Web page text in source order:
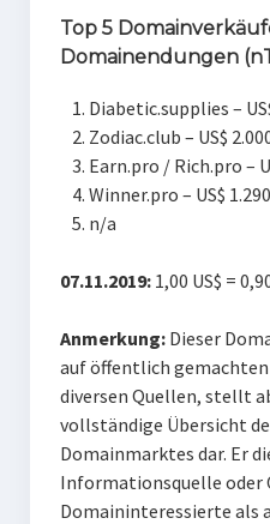
Top 5
Domainendungen
Diabetic.supplies –
Zodiac.club – US$
Earn.pro / Rich.pro –
Winner.pro – US$
n/a
07.11.2019:1,00 US$ =
Anmerkung:Dieser
auf öffentlich
diversen Quellen, stellt
vollständige Übersicht
Domainmarktes dar. Er
Informationsquelle oder
Domaininteressierte als